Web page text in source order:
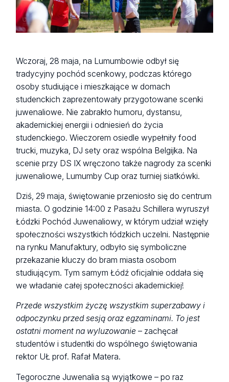
Wczoraj, 28 maja, na Lumumbowie odbył się
tradycyjny pochód scenkowy, podczas którego
osoby studiujące i mieszkające w domach
studenckich zaprezentowały przygotowane scenki
juwenaliowe. Nie zabrakło humoru, dystansu,
akademickiej energii i odniesień do życia
studenckiego. Wieczorem osiedle wypełniły food
trucki, muzyka, DJ sety oraz wspólna Belgijka. Na
scenie przy DS IX wręczono także nagrody za scenki
juwenaliowe, Lumumby Cup oraz turniej siatkówki.
Dziś, 29 maja, świętowanie przeniosło się do centrum
miasta. O godzinie 14:00 z Pasażu Schillera wyruszył
Łódzki Pochód Juwenaliowy, w którym udział wzięły
społeczności wszystkich łódzkich uczelni. Następnie
na rynku Manufaktury, odbyło się symboliczne
przekazanie kluczy do bram miasta osobom
studiującym. Tym samym Łódź oficjalnie oddała się
we władanie całej społeczności akademickiej!
Przede wszystkim życzę wszystkim superzabawy i
odpoczynku przed sesją oraz egzaminami. To jest
ostatni moment na wyluzowanie– zachęcał
studentów i studentki do wspólnego świętowania
rektor UŁ prof. Rafał Matera.
Tegoroczne Juwenalia są wyjątkowe – po raz